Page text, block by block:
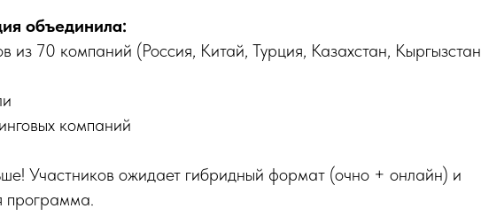
объединила:
из 70 компаний (Россия, Китай, Турция, Казахстан, Кыргызстан
компаний
Участников ожидает гибридный формат (очно + онлайн) и
программа.